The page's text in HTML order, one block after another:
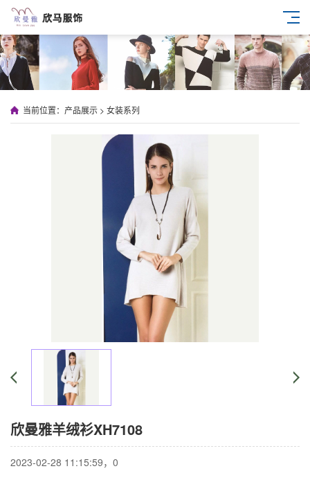
当前位置： 产品展示 > 女装系列
欣曼雅羊绒衫XH7108
2023-02-28 11:15:59， 0